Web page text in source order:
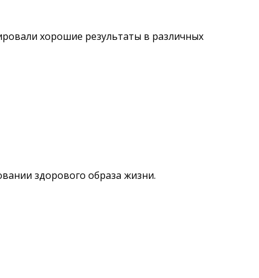
хорошие результаты в различных
здорового образа жизни.